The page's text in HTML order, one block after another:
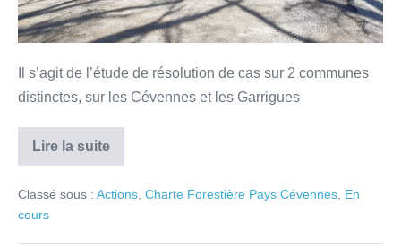
Il s’agit de l’étude de résolution de cas sur 2 communes
distinctes, sur les Cévennes et les Garrigues
Lire la suite
Classé sous : Actions Charte Forestière Pays Cévennes En
cours